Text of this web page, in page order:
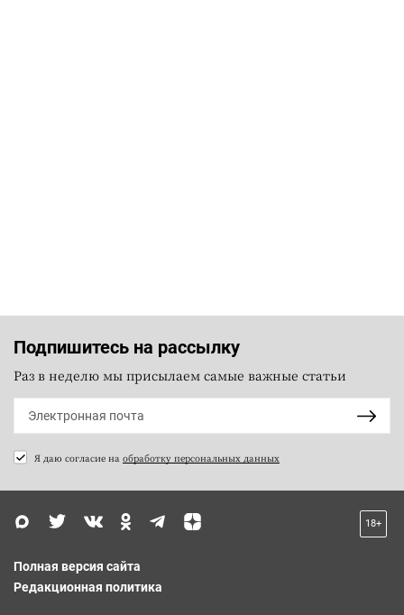
Подпишитесь на рассылку
Раз в неделю мы присылаем самые важные статьи
Я даю согласие на обработку персональных данных
18+
Полная версия сайта
Редакционная политика